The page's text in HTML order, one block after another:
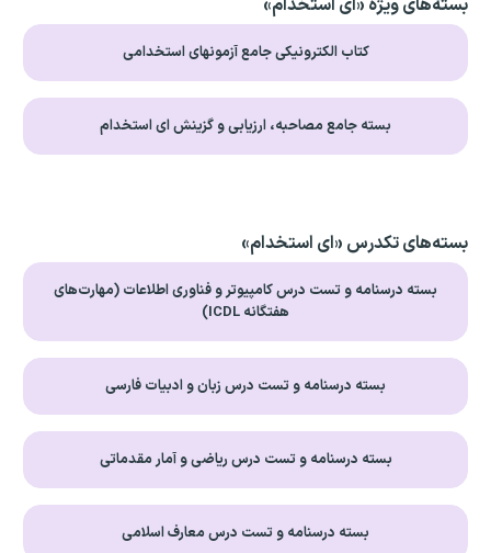
کتاب الکترونیکی جامع آزمونهای استخدامی
بسته جامع مصاحبه، ارزیابی و گزینش ای استخدام
بسته‌های تکدرس «ای استخدام»
بسته درسنامه و تست درس کامپیوتر و فناوری اطلاعات (مهارت‌های
هفتگانه ICDL)
بسته درسنامه و تست درس زبان و ادبیات فارسی
بسته درسنامه و تست درس ریاضی و آمار مقدماتی
بسته درسنامه و تست درس معارف اسلامی